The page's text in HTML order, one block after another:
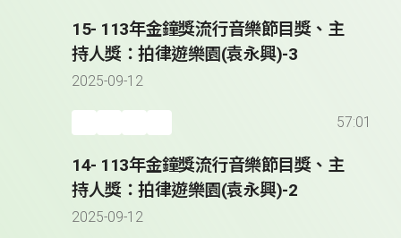
15- 113年金鐘獎流行音樂節目獎、主
持人獎：拍律遊樂園(袁永興)-3
2025-09-12
57:01
14- 113年金鐘獎流行音樂節目獎、主
持人獎：拍律遊樂園(袁永興)-2
2025-09-12